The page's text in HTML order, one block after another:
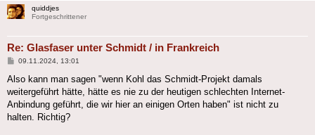
quiddjes
Fortgeschrittener
Re: Glasfaser unter Schmidt / in Frankreich
Beitrag
09.11.2024, 13:01
Also kann man sagen "wenn Kohl das Schmidt-Projekt damals
weitergeführt hätte, hätte es nie zu der heutigen schlechten Internet-
Anbindung geführt, die wir hier an einigen Orten haben" ist nicht zu
halten. Richtig?